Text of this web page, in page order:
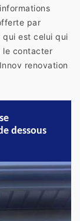
par
qui est celui qui
le contacter
renovation
dessous